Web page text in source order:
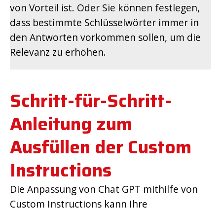
von Vorteil ist. Oder Sie können festlegen,
dass bestimmte Schlüsselwörter immer in
den Antworten vorkommen sollen, um die
Relevanz zu erhöhen.
Schritt-für-Schritt-
Anleitung zum
Ausfüllen der Custom
Instructions
Die Anpassung von Chat GPT mithilfe von
Custom Instructions kann Ihre